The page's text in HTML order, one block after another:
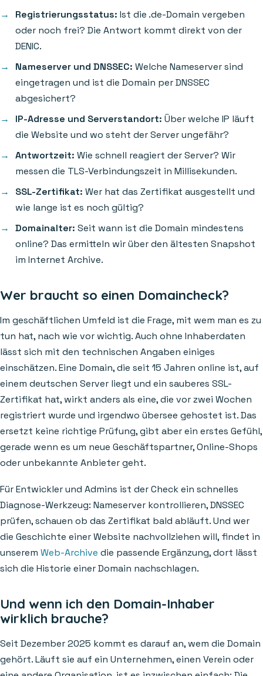
Registrierungsstatus: Ist die .de-Domain vergeben
oder noch frei? Die Antwort kommt direkt von der
DENIC.
Nameserver und DNSSEC: Welche Nameserver sind
eingetragen und ist die Domain per DNSSEC
abgesichert?
IP-Adresse und Serverstandort: Über welche IP läuft
die Website und wo steht der Server ungefähr?
Antwortzeit: Wie schnell reagiert der Server? Wir
messen die TLS-Verbindungszeit in Millisekunden.
SSL-Zertifikat: Wer hat das Zertifikat ausgestellt und
wie lange ist es noch gültig?
Domainalter: Seit wann ist die Domain mindestens
online? Das ermitteln wir über den ältesten Snapshot
im Internet Archive.
Wer braucht so einen Domaincheck?
Im geschäftlichen Umfeld ist die Frage, mit wem man es zu
tun hat, nach wie vor wichtig. Auch ohne Inhaberdaten
lässt sich mit den technischen Angaben einiges
einschätzen. Eine Domain, die seit 15 Jahren online ist, auf
einem deutschen Server liegt und ein sauberes SSL-
Zertifikat hat, wirkt anders als eine, die vor zwei Wochen
registriert wurde und irgendwo übersee gehostet ist. Das
ersetzt keine richtige Prüfung, gibt aber ein erstes Gefühl,
gerade wenn es um neue Geschäftspartner, Online-Shops
oder unbekannte Anbieter geht.
Für Entwickler und Admins ist der Check ein schnelles
Diagnose-Werkzeug: Nameserver kontrollieren, DNSSEC
prüfen, schauen ob das Zertifikat bald abläuft. Und wer
die Geschichte einer Website nachvollziehen will, findet in
unserem Web-Archive die passende Ergänzung, dort lässt
sich die Historie einer Domain nachschlagen.
Und wenn ich den Domain-Inhaber
wirklich brauche?
Seit Dezember 2025 kommt es darauf an, wem die Domain
gehört. Läuft sie auf ein Unternehmen, einen Verein oder